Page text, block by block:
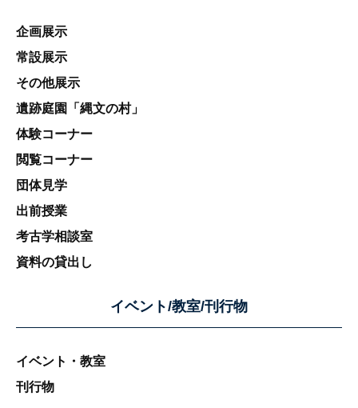
企画展示
常設展示
その他展示
遺跡庭園「縄文の村」
体験コーナー
閲覧コーナー
団体見学
出前授業
考古学相談室
資料の貸出し
イベント/教室/刊行物
イベント・教室
刊行物